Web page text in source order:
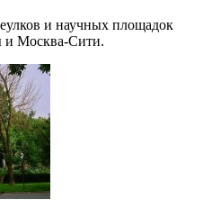
и научных площадок
и Москва-Сити.